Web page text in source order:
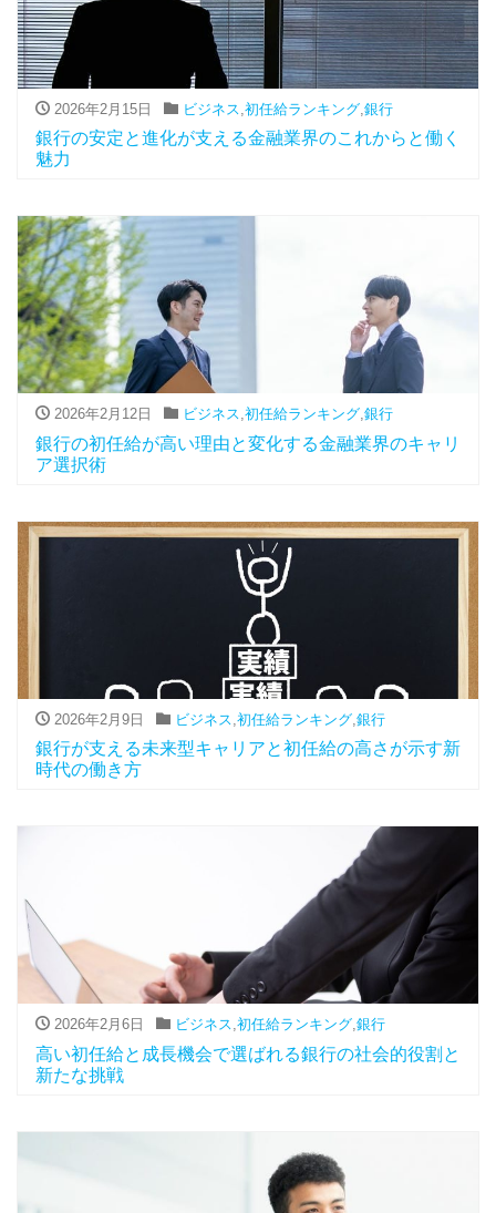
2026年2月15日 ビジネス 初任給ランキング, 銀行
銀行の安定と進化が支える金融業界のこれからと働く
魅力
2026年2月12日 ビジネス,初任給ランキング,銀行
銀行の初任給が高い理由と変化する金融業界のキャリ
ア選択術
2026年2月9日 ビジネス 初任給ランキング, 銀行
銀行が支える未来型キャリアと初任給の高さが示す新
時代の働き方
2026年2月6日 ビジネス,初任給ランキング,銀行
高い初任給と成長機会で選ばれる銀行の社会的役割と
新たな挑戦